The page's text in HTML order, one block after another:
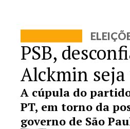
PSB,
Alckmin seja
A cúpula do
PT, em torno da
governo de São